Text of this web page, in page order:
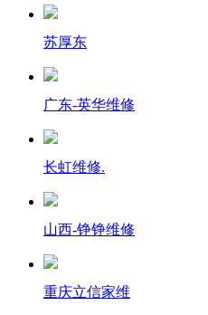
苏厚东
广东-英华维修
长虹维修.
山西-铮铮维修
重庆立信家维